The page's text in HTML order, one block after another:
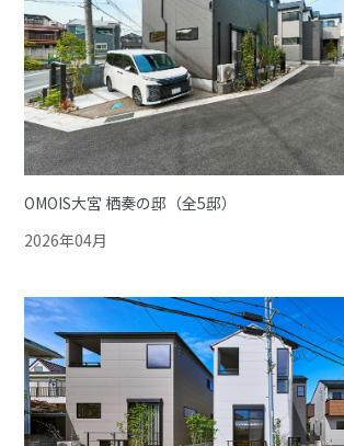
OMOIS大宮 栖奏の邸（全5邸）
2026年04月